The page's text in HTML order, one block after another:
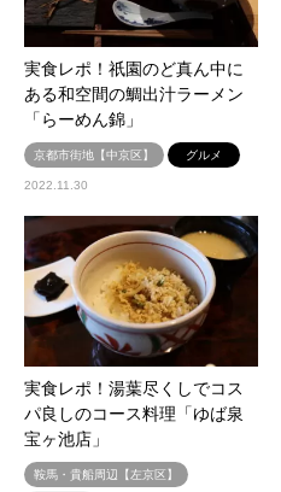
実食レポ！祇園のど真ん中に
ある和空間の鯛出汁ラーメン
「らーめん錦」
京都市街地【中京区】 グルメ
2022.11.30
実食レポ！湯葉尽くしでコス
パ良しのコース料理「ゆば泉
宝ヶ池店」
鞍馬・貴船周辺【左京区】